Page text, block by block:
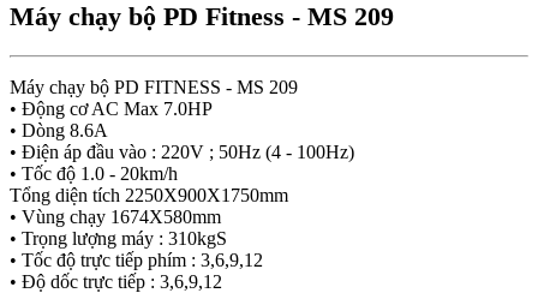
Máy chạy bộ PD Fitness - MS 209
Máy chạy bộ PD FITNESS - MS 209
• Động cơ AC Max 7.0HP
• Dòng 8.6A
• Điện áp đầu vào : 220V ; 50Hz (4 - 100Hz)
• Tốc độ 1.0 - 20km/h
Tổng diện tích 2250X900X1750mm
• Vùng chạy 1674X580mm
• Trọng lượng máy : 310kgS
• Tốc độ trực tiếp phím : 3,6,9,12
• Độ dốc trực tiếp : 3,6,9,12